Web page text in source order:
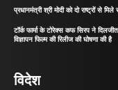
प्रधानमंत्री श्री मोदी को दो राष्ट्रों से
टॉर्क फार्मा के टोरेक्स कफ सिरप ने
विज्ञापन फिल्म की रिलीज की घोषणा की है
विदेश